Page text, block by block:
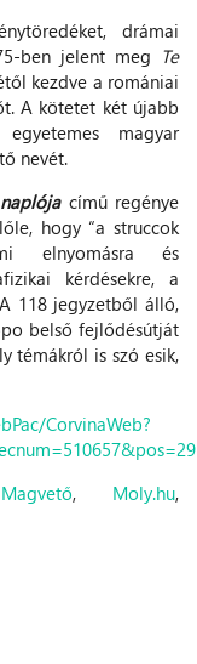
drámai
ben jelent meg Te
kezdve a romániai
A kötetet két újabb
magyar
nevét.
című regénye
hogy “a struccok
elnyomásra és
kérdésekre, a
118 jegyzetből álló,
belső fejlődésútját
témákról is szó esik,
CorvinaWeb?
Magvető, Moly.hu,